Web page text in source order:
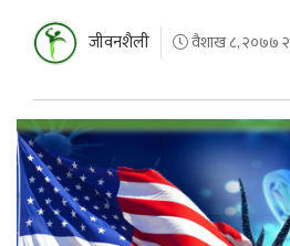
जीवनशैली वैशाख ८, २०७७